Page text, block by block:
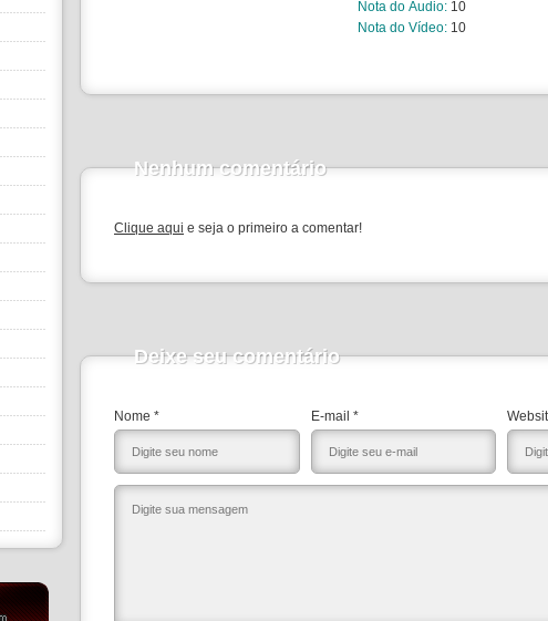
Nota do Áudio: 10
Nota do Vídeo: 10
Nenhum comentário
Clique aqui e seja o primeiro a comentar!
Deixe seu comentário
Nome * E-mail *